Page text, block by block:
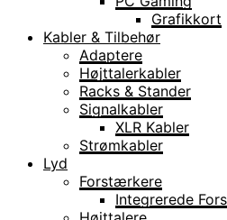
Grafikkort
Kabler & Tilbehør
Adaptere
Højttalerkabler
Racks & Stander
Signalkabler
XLR Kabler
Strømkabler
Lyd
Forstærkere
Integrerede